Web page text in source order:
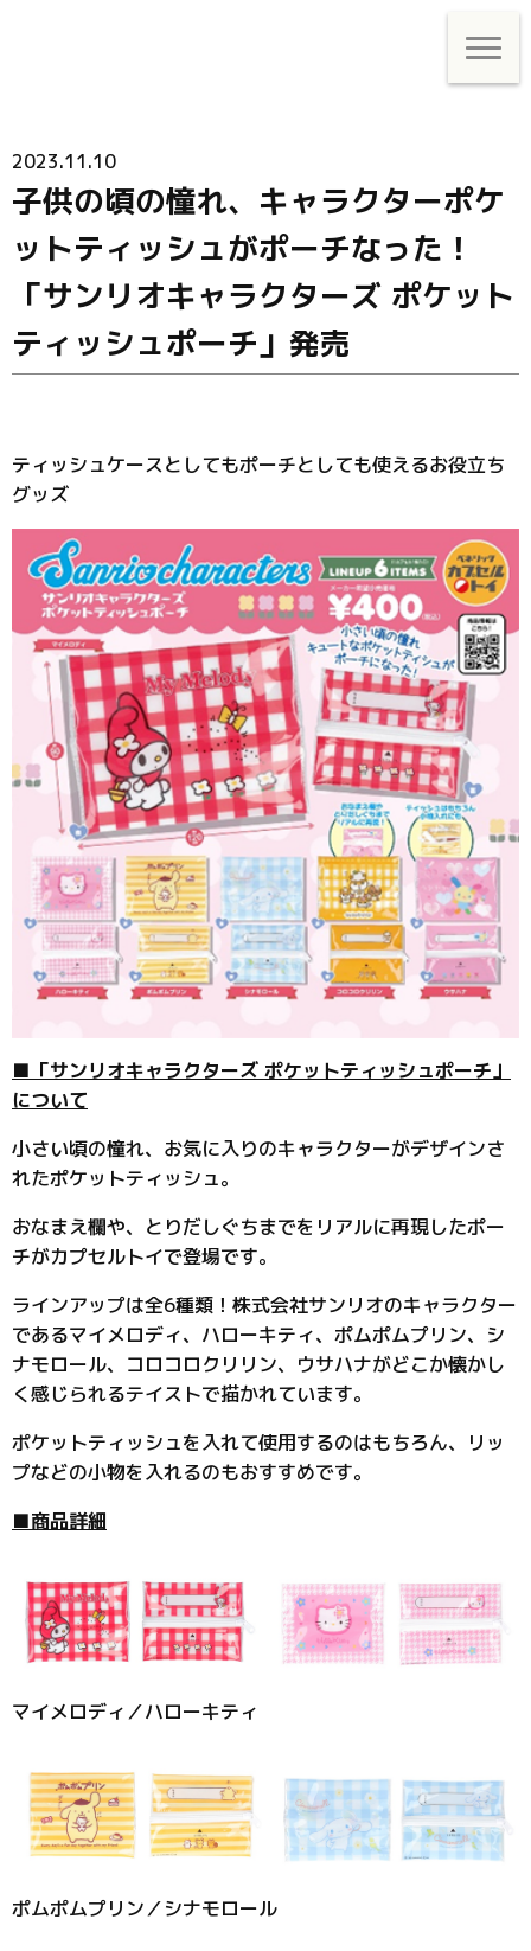
2023.11.10
子供の頃の憧れ、キャラクターポケ
ットティッシュがポーチなった！
「サンリオキャラクターズ ポケット
ティッシュポーチ」発売
ティッシュケースとしてもポーチとしても使えるお役立ち
グッズ
■「サンリオキャラクターズ ポケットティッシュポーチ」
について
小さい頃の憧れ、お気に入りのキャラクターがデザインさ
れたポケットティッシュ。
おなまえ欄や、とりだしぐちまでをリアルに再現したポー
チがカプセルトイで登場です。
ラインアップは全6種類！株式会社サンリオのキャラクター
であるマイメロディ、ハローキティ、ポムポムプリン、シ
ナモロール、コロコロクリリン、ウサハナがどこか懐かし
く感じられるテイストで描かれています。
ポケットティッシュを入れて使用するのはもちろん、リッ
プなどの小物を入れるのもおすすめです。
■商品詳細
マイメロディ／ハローキティ
ポムポムプリン／シナモロール